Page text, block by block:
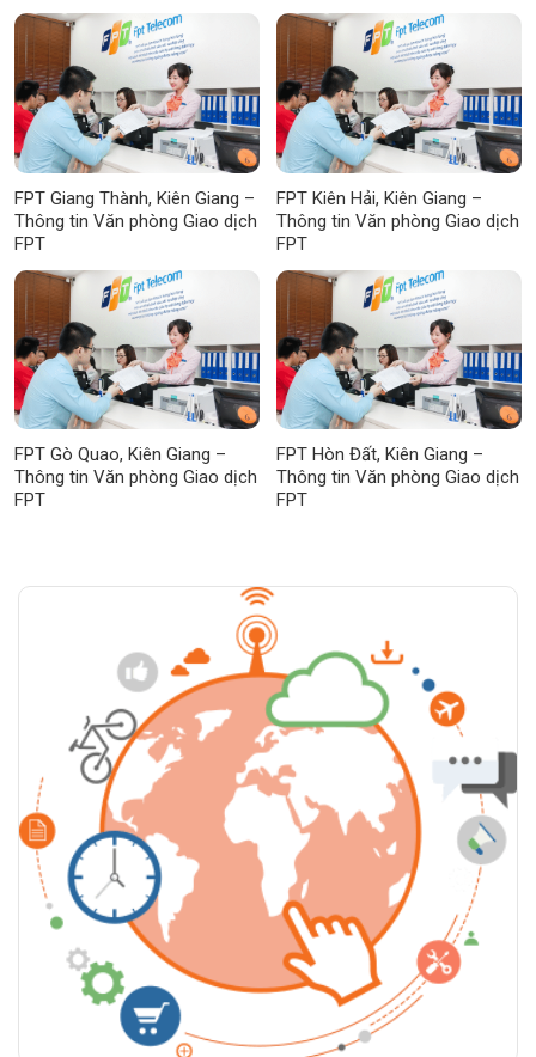
FPT Giang Thành, Kiên Giang –
Thông tin Văn phòng Giao dịch
FPT
FPT Kiên Hải, Kiên Giang –
Thông tin Văn phòng Giao dịch
FPT
FPT Gò Quao, Kiên Giang –
Thông tin Văn phòng Giao dịch
FPT
FPT Hòn Đất, Kiên Giang –
Thông tin Văn phòng Giao dịch
FPT